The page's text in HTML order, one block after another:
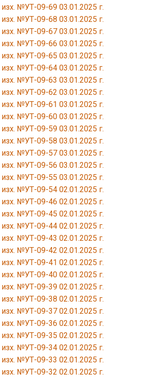
№УТ-09-69 03.01.2025 г.
№УТ-09-68 03.01.2025 г.
№УТ-09-67 03.01.2025 г.
№УТ-09-66 03.01.2025 г.
№УТ-09-65 03.01.2025 г.
№УТ-09-64 03.01.2025 г.
№УТ-09-63 03.01.2025 г.
№УТ-09-62 03.01.2025 г.
№УТ-09-61 03.01.2025 г.
№УТ-09-60 03.01.2025 г.
№УТ-09-59 03.01.2025 г.
№УТ-09-58 03.01.2025 г.
№УТ-09-57 03.01.2025 г.
№УТ-09-56 03.01.2025 г.
№УТ-09-55 03.01.2025 г.
№УТ-09-54 02.01.2025 г.
№УТ-09-46 02.01.2025 г.
№УТ-09-45 02.01.2025 г.
№УТ-09-44 02.01.2025 г.
№УТ-09-43 02.01.2025 г.
№УТ-09-42 02.01.2025 г.
№УТ-09-41 02.01.2025 г.
№УТ-09-40 02.01.2025 г.
№УТ-09-39 02.01.2025 г.
№УТ-09-38 02.01.2025 г.
№УТ-09-37 02.01.2025 г.
№УТ-09-36 02.01.2025 г.
№УТ-09-35 02.01.2025 г.
№УТ-09-34 02.01.2025 г.
№УТ-09-33 02.01.2025 г.
№УТ-09-32 02.01.2025 г.